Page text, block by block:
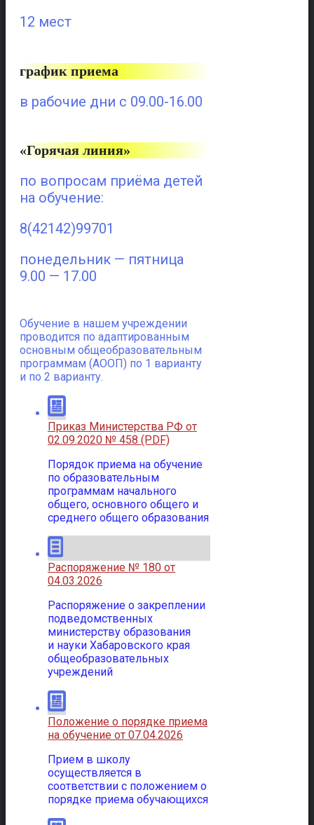
12 мест
график приема
в рабочие дни с 09.00-16.00
«Горячая линия»
по вопросам приёма детей
на обучение:
8(42142)99701
понедельник — пятница
9.00 — 17.00
Обучение в нашем учреждении
проводится по адаптированным
основным общеобразовательным
программам (АООП) по 1 варианту
и по 2 варианту.
Приказ Министерства РФ от
02.09.2020 № 458 (PDF)
Порядок приема на обучение
по образовательным
программам начального
общего, основного общего и
среднего общего образования
Распоряжение № 180 от
04.03.2026
Распоряжение о закреплении
подведомственных
министерству образования
и науки Хабаровского края
общеобразовательных
учреждений
Положение о порядке приема
на обучение от 07.04.2026
Прием в школу
осуществляется в
соответствии с положением о
порядке приема обучающихся